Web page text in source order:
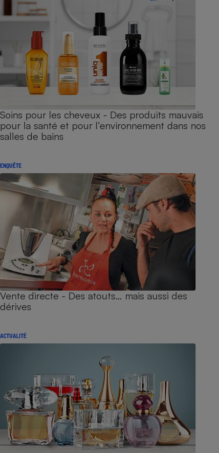
Soins pour les cheveux - Des produits mauvais
pour la santé et pour l’environnement dans nos
salles de bains
ENQUÊTE
Vente directe - Des atouts… mais aussi des
dérives
ACTUALITÉ